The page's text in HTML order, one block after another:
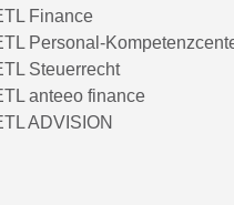
Finance
Personal-
Steuerrecht
anteeo finance
ADVISION